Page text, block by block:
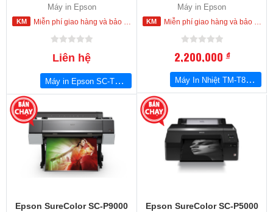
Máy in Epson
Miễn phí giao hàng và bảo hành tận nơi trong nội thành Hồ Chí Minh
Liên hệ
Máy in Epson SC-T7270 Large Format Printer
Máy in Epson
Miễn phí giao hàng và bảo hành tận nơi trong nội thành Hồ Chí Minh
2,200,000đ
Máy In Nhiệt TM-T82II (Cổng kết nối: LAN (cổng mạng)
Epson SureColor SC-P9000
Epson SureColor SC-P5000